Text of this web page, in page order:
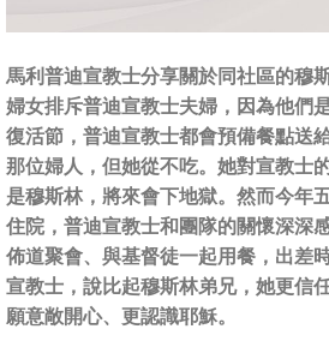
馬利普迪宣教士分享關於同社區的穆
婦女排斥普迪宣教士夫婦，因為他們
復活節，普迪宣教士都會預備餐點送
那位婦人，但她從不吃。她對宣教士
是穆斯林，將來會下地獄。然而今年
住院，普迪宣教士和團隊的關懷深深
佈道聚會、與基督徒一起用餐，出差
宣教士，說比起穆斯林弟兄，她更信
願意敞開心、更認識耶穌。